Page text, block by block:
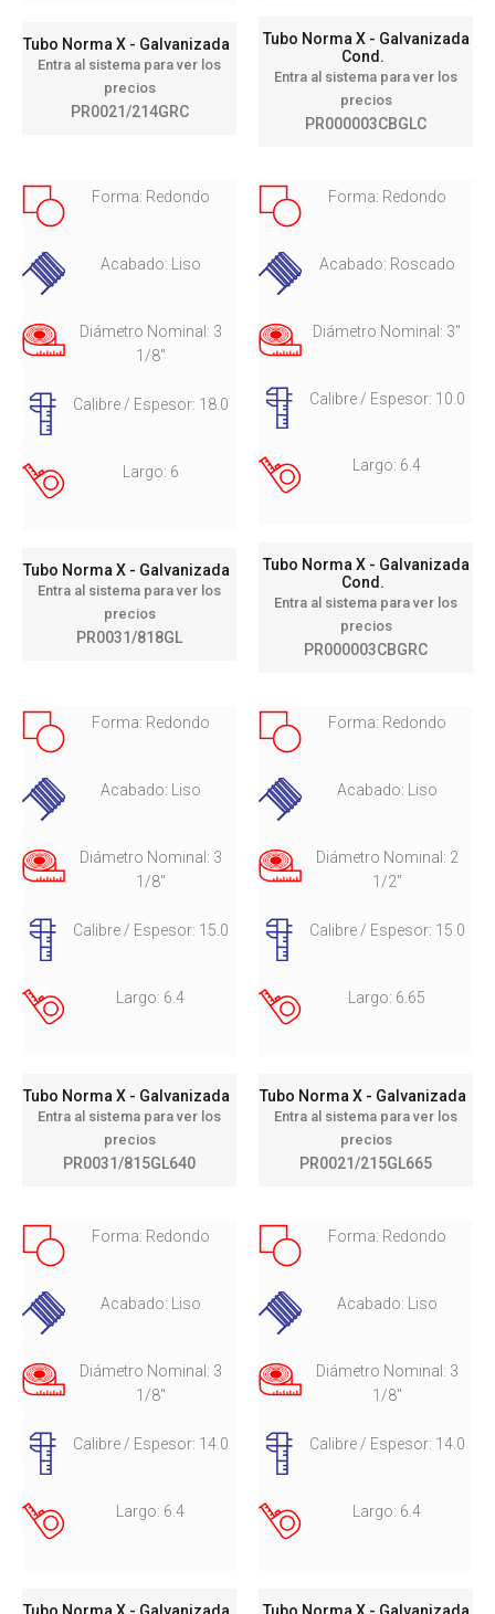
Tubo Norma X - Galvanizada
Entra al sistema para ver los
precios
PR0021/214GRC
Tubo Norma X - Galvanizada
Cond.
Entra al sistema para ver los
precios
PR000003CBGLC
Forma: Redondo
Acabado: Liso
Diámetro Nominal: 3
1/8"
Calibre / Espesor: 18.0
Largo: 6
Tubo Norma X - Galvanizada
Entra al sistema para ver los
precios
PR0031/818GL
Forma: Redondo
Acabado: Roscado
Diámetro Nominal: 3"
Calibre / Espesor: 10.0
Largo: 6.4
Tubo Norma X - Galvanizada
Cond.
Entra al sistema para ver los
precios
PR000003CBGRC
Forma: Redondo
Acabado: Liso
Diámetro Nominal: 3
1/8"
Calibre / Espesor: 15.0
Largo: 6.4
Tubo Norma X - Galvanizada
Entra al sistema para ver los
precios
PR0031/815GL640
Forma: Redondo
Acabado: Liso
Diámetro Nominal: 2
1/2"
Calibre / Espesor: 15.0
Largo: 6.65
Tubo Norma X - Galvanizada
Entra al sistema para ver los
precios
PR0021/215GL665
Forma: Redondo
Acabado: Liso
Diámetro Nominal: 3
1/8"
Calibre / Espesor: 14.0
Largo: 6.4
Tubo Norma X - Galvanizada
Forma: Redondo
Acabado: Liso
Diámetro Nominal: 3
1/8"
Calibre / Espesor: 14.0
Largo: 6.4
Tubo Norma X - Galvanizada